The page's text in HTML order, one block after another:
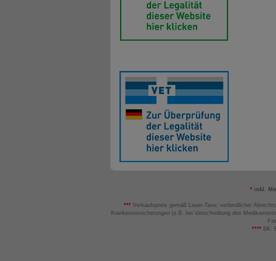
* inkl.
*** Verkaufspreis gemäß Lauer-Taxe; verbindlicher
Krankenversicherungen (z.B. bei Verschreibung des
**** BK: